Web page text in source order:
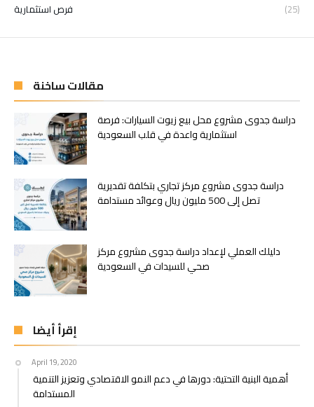
فرص استثمارية
(25)
مقالات ساخنة
دراسة جدوى مشروع محل بيع زيوت السيارات: فرصة
استثمارية واعدة في قلب السعودية
دراسة جدوى مشروع مركز تجاري بتكلفة تقديرية
تصل إلى 500 مليون ريال وعوائد مستدامة
دليلك العملي لإعداد دراسة جدوى مشروع مركز
صحي للسيدات في السعودية
إقرأ أيضا
April 19, 2020
أهمية البنية التحتية: دورها في دعم النمو الاقتصادي وتعزيز التنمية
المستدامة